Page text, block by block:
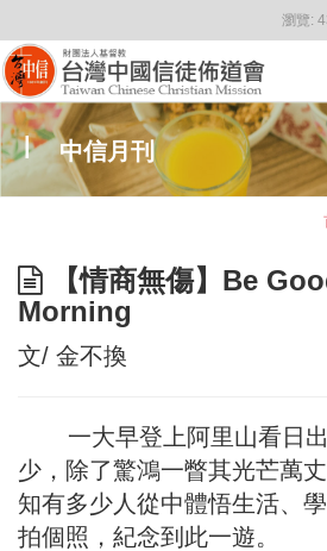
瀏覽:
中信月刊
【情商無傷】Be
Morning
文/ 金不換
一大早登上阿里山看日出
少，除了驚鴻一瞥其光芒萬
知有多少人從中體悟生活、
拍個照，紀念到此一遊。